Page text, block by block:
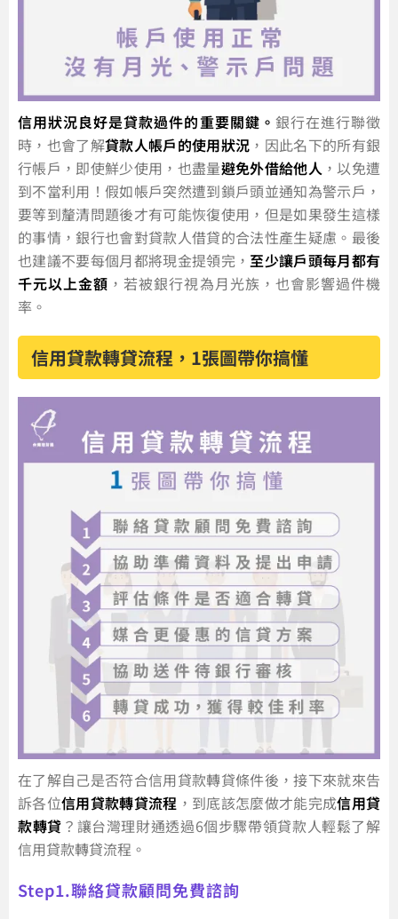
信用狀況良好是貸款過件的重要關鍵。 銀行在進行聯徵
時，也會了解貸款人帳戶的使用狀況 ，因此名下的所有銀
行帳戶，即使鮮少使用，也盡量避免外借給他人 ，以免遭
到不當利用！假如帳戶突然遭到鎖戶頭並通知為警示戶，
要等到釐清問題後才有可能恢復使用，但是如果發生這樣
的事情，銀行也會對貸款人借貸的合法性產生疑慮。最後
也建議不要每個月都將現金提領完，至少讓戶頭每月都有
千元以上金額 ，若被銀行視為月光族，也會影響過件機
率。
信用貸款轉貸流程，1張圖帶你搞懂
在了解自己是否符合信用貸款轉貸條件後，接下來就來告
訴各位信用貸款轉貸流程 ，到底該怎麼做才能完成信用貸
款轉貸 ？讓台灣理財通透過6個步驟帶領貸款人輕鬆了解
信用貸款轉貸流程。
Step1.聯絡貸款顧問免費諮詢